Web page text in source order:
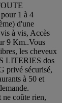
1 à 4
d'une
à vis, Accès
9 Km..Vous
les cheveux
LITERIES dos
privé sécurisé,
à 50 et
ne coûte rien,